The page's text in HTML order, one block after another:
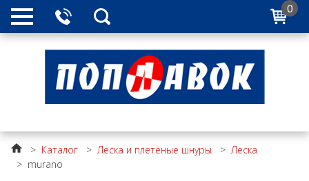
0
> Каталог >Леска и плетёные шнуры >Леска
> murano